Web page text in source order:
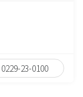
0229-23-0100